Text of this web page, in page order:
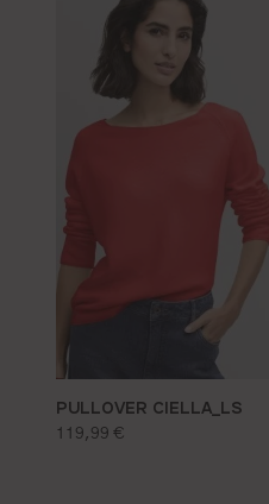
PULLOVER CIELLA_LS
regulärer preis:
119,99 €